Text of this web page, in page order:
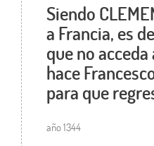
Siendo
a Francia, es
que no
hace
para que
año 1344